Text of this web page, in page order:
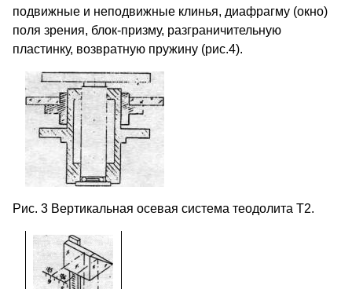
подвижные и неподвижные клинья, диафрагму (окно)
поля зрения, блок-призму, разграничительную
пластинку, возвратную пружину (рис.4).
Рис. 3 Вертикальная осевая система теодолита Т2.